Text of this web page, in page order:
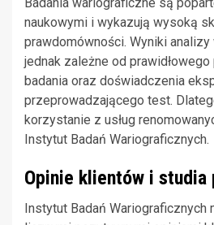
Badania wariograficzne są
naukowymi i wykazują wysoką
prawdomówności. Wyniki
jednak zależne od
badania oraz doświadczenia
przeprowadzającego test.
korzystanie z usług
Instytut Badań Wariograficznych.
Opinie klientów i studia
Instytut Badań